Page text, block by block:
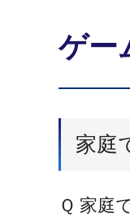
ゲー
家庭
Ｑ 家庭